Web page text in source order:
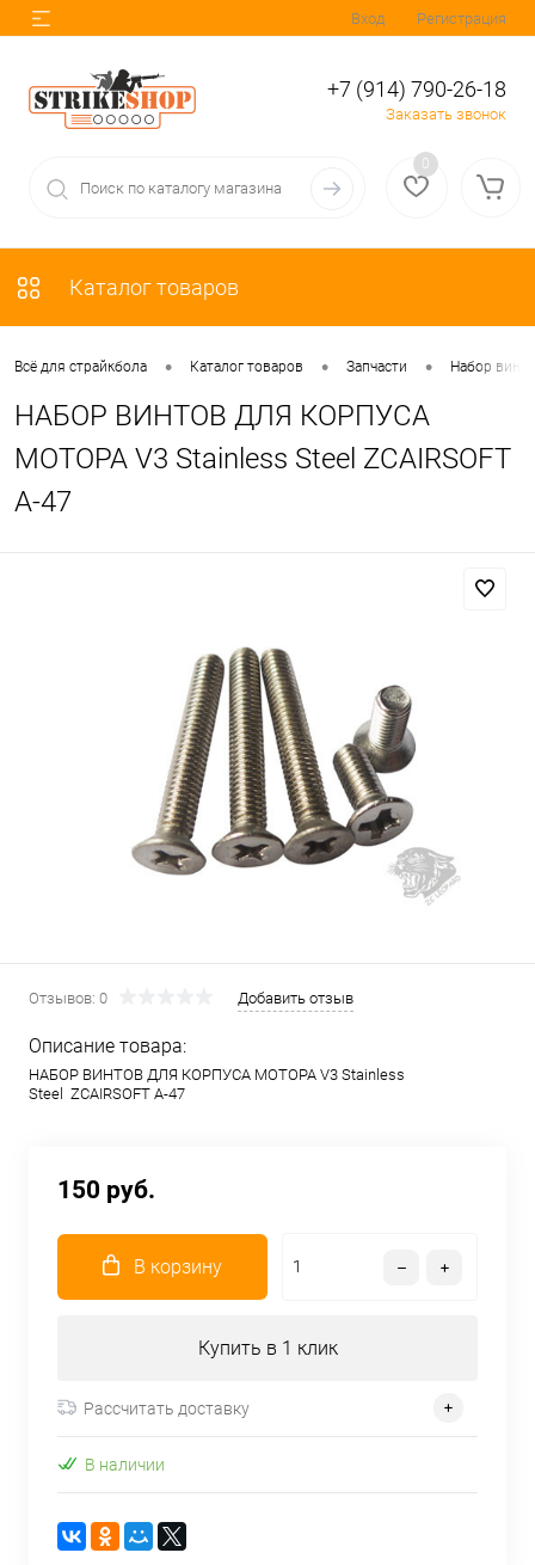
Вход Регистрация
+7 (914) 790-26-18
Заказать звонок
0
Каталог товаров
Всё для страйкбола • Каталог товаров • Запчасти • Набор
НАБОР ВИНТОВ ДЛЯ КОРПУСА
МОТОРА V3 Stainless Steel ZCAIRSOFT
A-47
Отзывов: 0 Добавить отзыв
Описание товара:
НАБОР ВИНТОВ ДЛЯ КОРПУСА МОТОРА V3 Stainless
Steel ZCAIRSOFT A-47
150 руб.
В корзину
Купить в 1 клик
Рассчитать доставку
В наличии